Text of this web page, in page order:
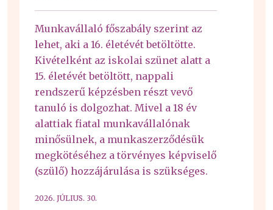
Munkavállaló főszabály szerint az
lehet, aki a 16. életévét betöltötte.
Kivételként az iskolai szünet alatt a
15. életévét betöltött, nappali
rendszerű képzésben részt vevő
tanuló is dolgozhat. Mivel a 18 év
alattiak fiatal munkavállalónak
minősülnek, a munkaszerződésük
megkötéséhez a törvényes képviselő
(szülő) hozzájárulása is szükséges.
2026. JÚLIUS. 30.